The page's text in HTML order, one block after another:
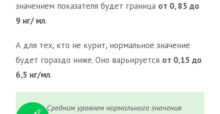
значением показателя будет граница от 0, 85 до
9 нг/ мл.
А для тех, кто не курит, нормальное значение
будет гораздо ниже. Оно варьируется от 0,15 до
6,5 нг/мл.
Средним уровнем нормального значения